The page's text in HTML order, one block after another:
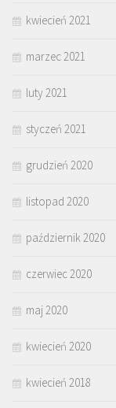
kwiecień 2021
marzec 2021
luty 2021
styczeń 2021
grudzień 2020
listopad 2020
październik 2020
czerwiec 2020
maj 2020
kwiecień 2020
kwiecień 2018